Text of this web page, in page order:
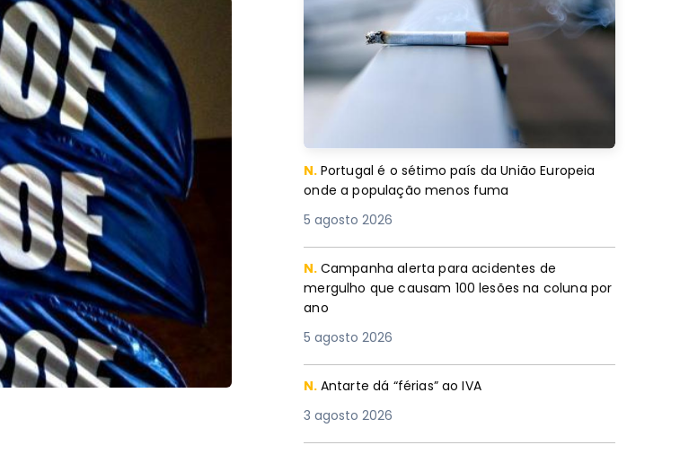
N. Portugal é o sétimo país da União Europeia
onde a população menos fuma
5 agosto 2026
N. Campanha alerta para acidentes de
mergulho que causam 100 lesões na coluna por
ano
5 agosto 2026
N. Antarte dá “férias” ao IVA
3 agosto 2026